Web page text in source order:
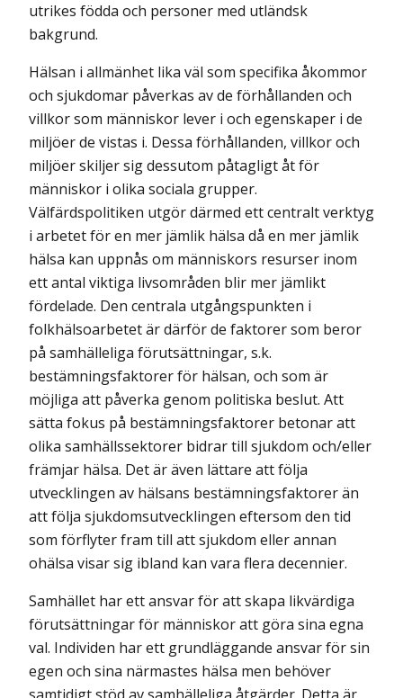
utrikes födda och personer med utländsk
bakgrund.
Hälsan i allmänhet lika väl som specifika åkommor
och sjukdomar påverkas av de förhållanden och
villkor som människor lever i och egenskaper i de
miljöer de vistas i. Dessa förhållanden, villkor och
miljöer skiljer sig dessutom påtagligt åt för
människor i olika sociala grupper.
Välfärdspolitiken utgör därmed ett centralt verktyg
i arbetet för en mer jämlik hälsa då en mer jämlik
hälsa kan uppnås om människors resurser inom
ett antal viktiga livsområden blir mer jämlikt
fördelade. Den centrala utgångspunkten i
folkhälsoarbetet är därför de faktorer som beror
på samhälleliga förutsättningar, s.k.
bestämningsfaktorer för hälsan, och som är
möjliga att påverka genom politiska beslut. Att
sätta fokus på bestämningsfaktorer betonar att
olika samhällssektorer bidrar till sjukdom och/eller
främjar hälsa. Det är även lättare att följa
utvecklingen av hälsans bestämningsfaktorer än
att följa sjukdomsutvecklingen eftersom den tid
som förflyter fram till att sjukdom eller annan
ohälsa visar sig ibland kan vara flera decennier.
Samhället har ett ansvar för att skapa likvärdiga
förutsättningar för människor att göra sina egna
val. Individen har ett grundläggande ansvar för sin
egen och sina närmastes hälsa men behöver